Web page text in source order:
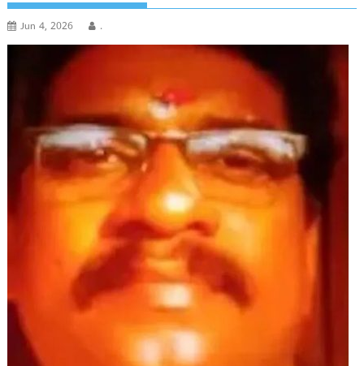
Jun 4, 2026 .